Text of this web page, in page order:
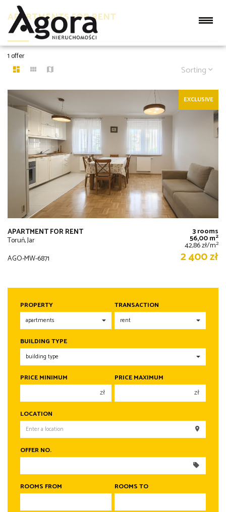
APARTMENTS FOR RENT
1 offer
Sorting
EXCLUSIVE
APARTMENT FOR RENT
Toruń, Jar
3 rooms
56,00 m2
42,86 zł/m2
AGO-MW-6871 2 400 zł
PROPERTY TRANSACTION
BUILDING TYPE
PRICE MINIMUM
zł
200 000 zł
250 000 zł
300 000 zł
400 000 zł
PRICE MAXIMUM
zł
200 000 zł
250 000 zł
400 000 zł
LOCATION
OFFER NO.
ROOMS FROM ROOMS TO